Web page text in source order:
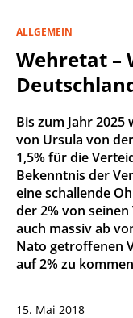
ALLGEMEIN
Wehretat –
Bis zum Jahr
von Ursula von
1,5% für die
Bekenntnis der
eine schallende
der 2% von
auch massiv ab
Nato getroffenen
auf 2% zu
15. Mai 2018